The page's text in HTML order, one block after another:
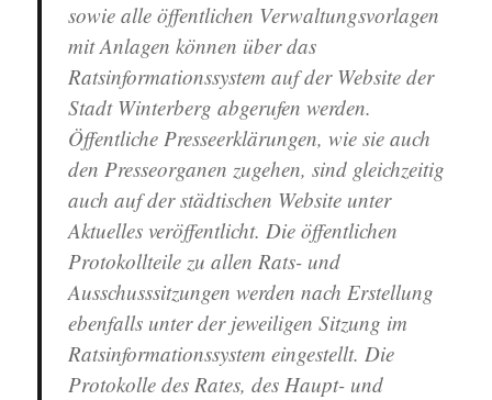
sowie alle öffentlichen Verwaltungsvorlagen
mit Anlagen können über das
Ratsinformationssystem auf der Website der
Stadt Winterberg abgerufen werden.
Öffentliche Presseerklärungen, wie sie auch
den Presseorganen zugehen, sind gleichzeitig
auch auf der städtischen Website unter
Aktuelles veröffentlicht. Die öffentlichen
Protokollteile zu allen Rats- und
Ausschusssitzungen werden nach Erstellung
ebenfalls unter der jeweiligen Sitzung im
Ratsinformationssystem eingestellt. Die
Protokolle des Rates, des Haupt- und